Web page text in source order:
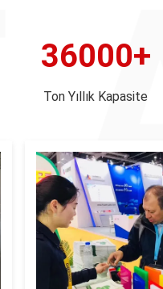
36000+
Ton Yıllık Kapasite